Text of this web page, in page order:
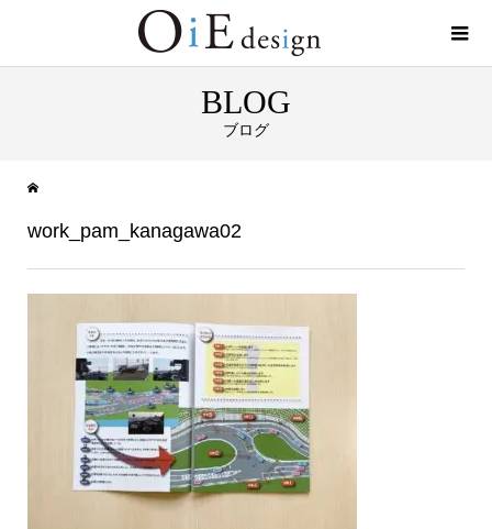
BLOG
ブログ
work_pam_kanagawa02